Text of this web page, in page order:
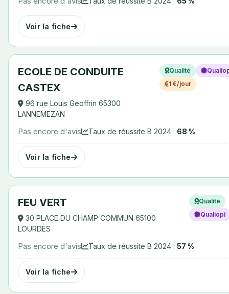
Voir la fiche
ECOLE DE CONDUITE
CASTEX
96 rue Louis Geoffrin 65300
LANNEMEZAN
Qualité
1 €/jour
Pas encore d'avis Taux de réussite B 2024 : 68 %
Voir la fiche
FEU VERT
30 PLACE DU CHAMP COMMUN 65100
LOURDES
Qualité
Qualiopi
Pas encore d'avis Taux de réussite B 2024 : 57 %
Voir la fiche